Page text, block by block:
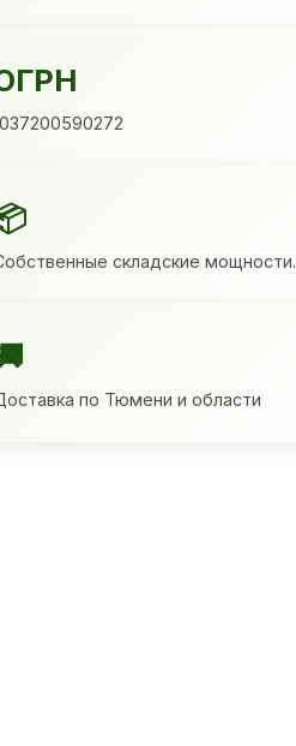
складские мощности.
по Тюмени и области